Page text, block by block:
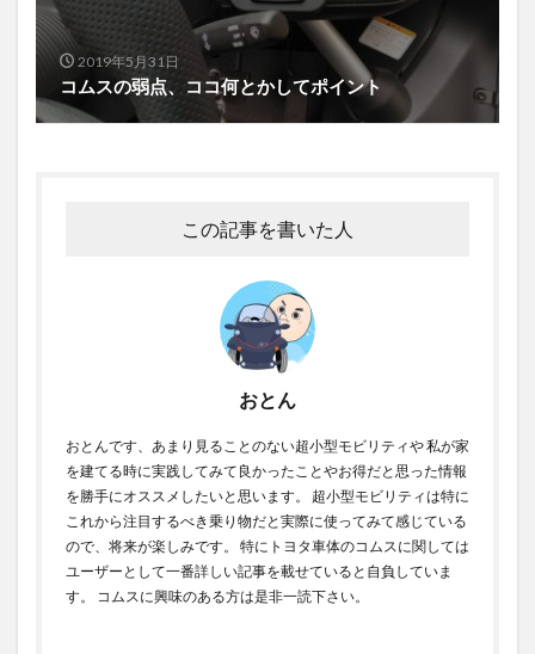
2019年5月31日
コムスの弱点、ココ何とかしてポイント
この記事を書いた人
おとん
おとんです、あまり見ることのない超小型モビリティや 私が家
を建てる時に実践してみて良かったことやお得だと思った情報
を勝手にオススメしたいと思います。 超小型モビリティは特に
これから注目するべき乗り物だと実際に使ってみて感じている
ので、将来が楽しみです。 特にトヨタ車体のコムスに関しては
ユーザーとして一番詳しい記事を載せていると自負していま
す。 コムスに興味のある方は是非一読下さい。